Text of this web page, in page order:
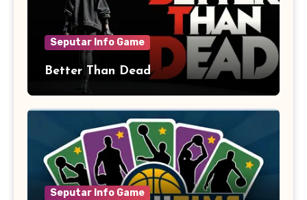
Seputar Info Game
Better Than Dead
Seputar Info Game